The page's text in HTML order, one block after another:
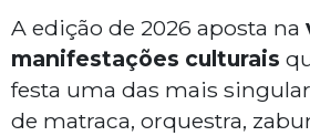
A edição de 2026 aposta na
manifestações culturais
festa uma das mais
de matraca, orquestra,